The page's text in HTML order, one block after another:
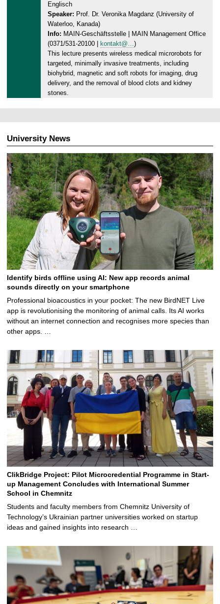
,
3
1
0
8
.
2
0
Englisch
Speaker: Prof. Dr. Veronika Magdanz (University of
Waterloo, Kanada)
Info: MAIN-Geschäftsstelle | MAIN Management Office
(0371/531-20100 |
kontakt@…)
This lecture presents wireless medical microrobots for
targeted, minimally invasive treatments, including
biohybrid, magnetic and soft robots for imaging, drug
delivery, and the removal of blood clots and kidney
stones.
University News
Identify birds offline using AI: New app records animal
sounds directly on your smartphone
Professional bioacoustics in your pocket: The new BirdNET Live
app is revolutionising the monitoring of animal calls. Its AI works
without an internet connection and recognises more species than
other apps. …
ClikBridge Project: Pilot Microcredential Programme in Start-
up Management Concludes with International Summer
School in Chemnitz
Students and faculty members from Chemnitz University of
Technology’s Ukrainian partner universities worked on startup
ideas and gained insights into research …